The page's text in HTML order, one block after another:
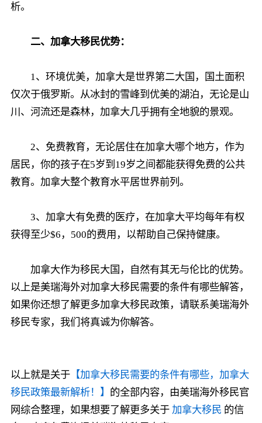
析。
二、加拿大移民优势：
1、环境优美，加拿大是世界第二大国，国土面积
仅次于俄罗斯。从冰封的雪峰到优美的湖泊，无论是山
川、河流还是森林，加拿大几乎拥有全地貌的景观。
2、免费教育，无论居住在加拿大哪个地方，作为
居民，你的孩子在5岁到19岁之间都能获得免费的公共
教育。加拿大整个教育水平居世界前列。
3、加拿大有免费的医疗，在加拿大平均每年有权
获得至少$6，500的费用，以帮助自己保持健康。
加拿大作为移民大国，自然有其无与伦比的优势。
以上是美瑞海外对加拿大移民需要的条件有哪些解答，
如果你还想了解更多加拿大移民政策，请联系美瑞海外
移民专家，我们将真诚为你解答。
以上就是关于【加拿大移民需要的条件有哪些，加拿大
移民政策最新解析！】 的全部内容，由美瑞海外移民官
网综合整理，如果想要了解更多关于 加拿大移民 的信